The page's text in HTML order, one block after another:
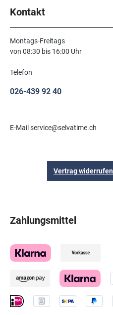
Kontakt
Montags-Freitags
von 08:30 bis 16:00 Uhr
Telefon
026-439 92 40
E-Mail service@selvatime.ch
Vertrag widerrufen
Zahlungsmittel